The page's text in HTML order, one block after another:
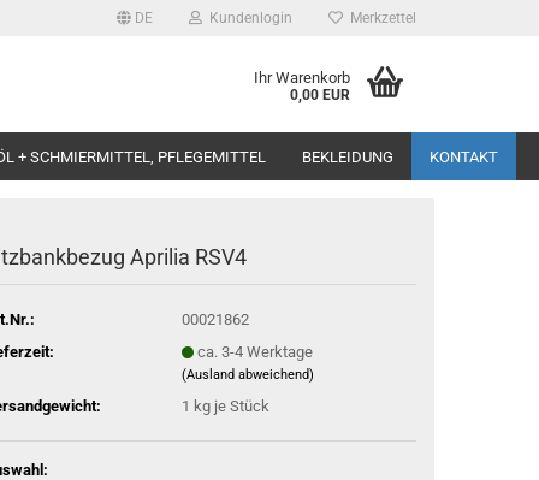
DE Kundenlogin Merkzettel
Ihr Warenkorb
0,00 EUR
+ SCHMIERMITTEL, PFLEGEMITTEL BEKLEIDUNG KONTAKT
Aprilia RSV4
00021862
ca. 3-4 Werktage
(Ausland abweichend)
1 kg je Stück